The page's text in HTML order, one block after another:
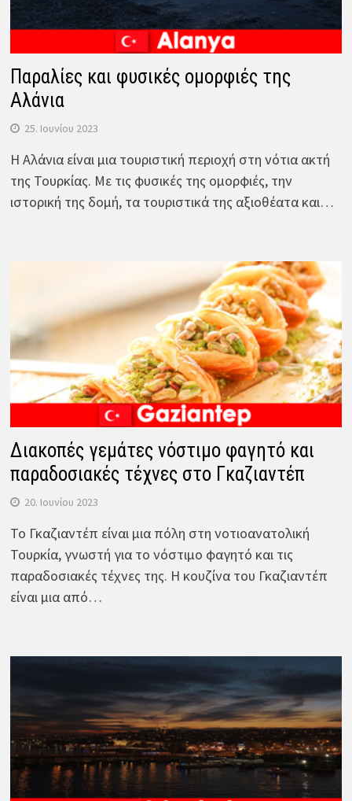
Παραλίες και φυσικές ομορφιές της
Αλάνια
25. Ιουνίου 2023
Η Αλάνια είναι μια τουριστική περιοχή στη νότια ακτή
της Τουρκίας. Με τις φυσικές της ομορφιές, την
ιστορική της δομή, τα τουριστικά της αξιοθέατα και…
Διακοπές γεμάτες νόστιμο φαγητό και
παραδοσιακές τέχνες στο Γκαζιαντέπ
20. Ιουνίου 2023
Το Γκαζιαντέπ είναι μια πόλη στη νοτιοανατολική
Τουρκία, γνωστή για το νόστιμο φαγητό και τις
παραδοσιακές τέχνες της. Η κουζίνα του Γκαζιαντέπ
είναι μια από…